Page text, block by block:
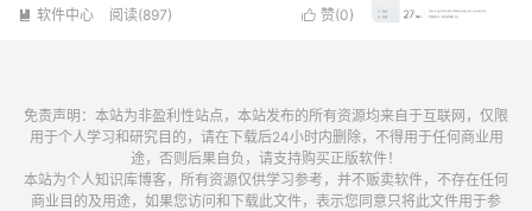
 赞(0)
 软件中心 阅读(897)
免责声明：本站为非盈利性站点，本站发布的所有资源均来自于互联网，仅限
用于个人学习和研究目的，请在下载后24小时内删除，不得用于任何商业用
途，否则后果自负，请支持购买正版软件！
本站为个人知识库博客，所有资源仅供学习参考，并不贩卖软件，不存在任何
商业目的及用途，如果您访问和下载此文件，表示您同意只将此文件用于参